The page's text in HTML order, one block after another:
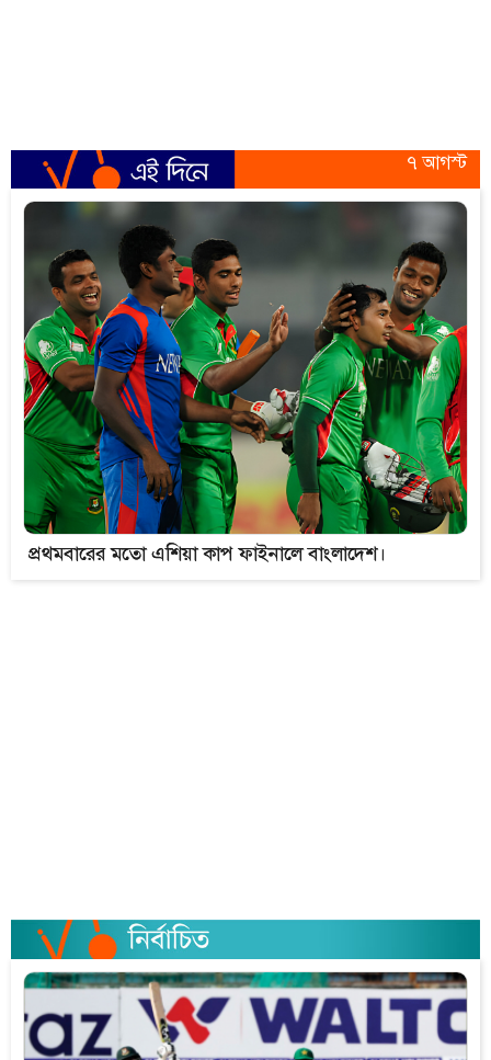
৭ আগস্ট
প্রথমবারের মতো এশিয়া কাপ ফাইনালে বাংলাদেশ।